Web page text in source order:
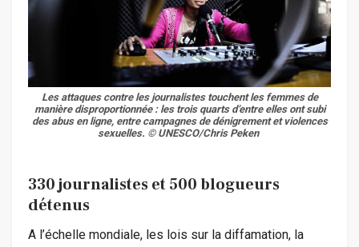
Les attaques contre les journalistes touchent les femmes de
manière disproportionnée : les trois quarts d’entre elles ont subi
des abus en ligne, entre campagnes de dénigrement et violences
sexuelles. © UNESCO/Chris Peken
330 journalistes et 500 blogueurs
détenus
A l’échelle mondiale, les lois sur la diffamation, la